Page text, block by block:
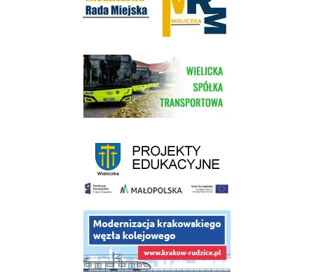
link do strony Wielickiej Spółki Transportowej
link do opisu projektu budowy linii kolejowej Krakow Rudzice